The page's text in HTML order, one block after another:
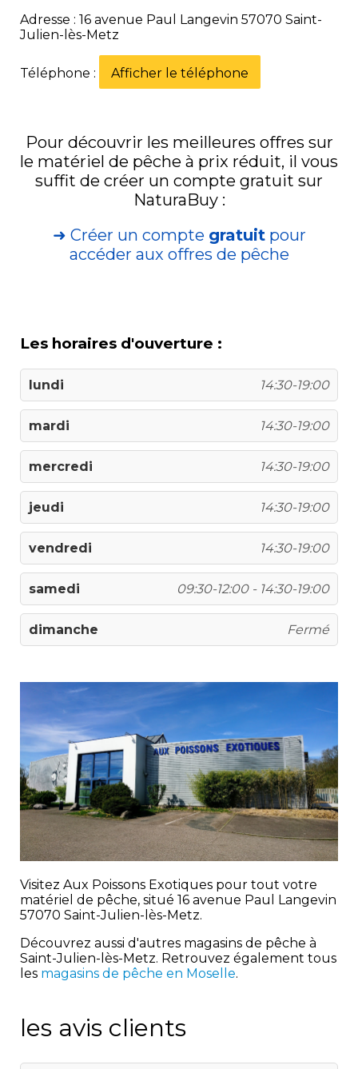
Adresse : 16 avenue Paul Langevin 57070 Saint-
Julien-lès-Metz
Téléphone : Afficher le téléphone
Pour découvrir les meilleures offres sur
le matériel de pêche à prix réduit, il vous
suffit de créer un compte gratuit sur
NaturaBuy :
➜ Créer un compte gratuitpour
accéder aux offres de pêche
Les horaires d'ouverture :
lundi 14:30-19:00
mardi 14:30-19:00
mercredi 14:30-19:00
jeudi 14:30-19:00
vendredi 14:30-19:00
samedi 09:30-12:00 - 14:30-19:00
dimanche Fermé
Visitez Aux Poissons Exotiques pour tout votre
matériel de pêche, situé 16 avenue Paul Langevin
57070 Saint-Julien-lès-Metz.
Découvrez aussi d'autres magasins de pêche à
Saint-Julien-lès-Metz. Retrouvez également tous
les magasins de pêche en Moselle.
les avis clients